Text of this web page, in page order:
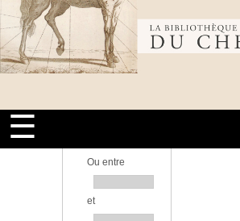
mondiale
cheval
☰
Bibliothèque
Source
Ou entre
et